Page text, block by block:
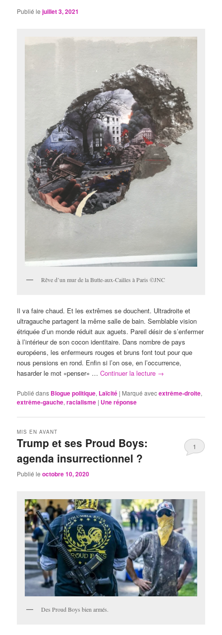
Publié lejuillet 3, 2021
Rêve d’un mur de la Butte-aux-Cailles à Paris ©JNC
Il va faire chaud. Et les extrêmes se douchent. Ultradroite et
ultragauche partagent la même salle de bain. Semblable vision
étriquée d’un monde réduit aux aguets. Pareil désir de s’enfermer
à l’intérieur de son cocon identitaire. Dans nombre de pays
européens, les enfermeurs rouges et bruns font tout pour que
nous pensions en rond. Enfin si l’on ose, en l’occurrence,
hasarder le mot «penser» …Continuer la lecture →
Publié dans Blogue politique, Laïcité | Marqué avecextrême-droite,
extrême-gauche,racialisme | Uneréponse
Trump et ses Proud Boys:
agenda insurrectionnel ?
MIS EN AVANT
Publié leoctobre 10, 2020
1
Des Proud Boys bien armés.